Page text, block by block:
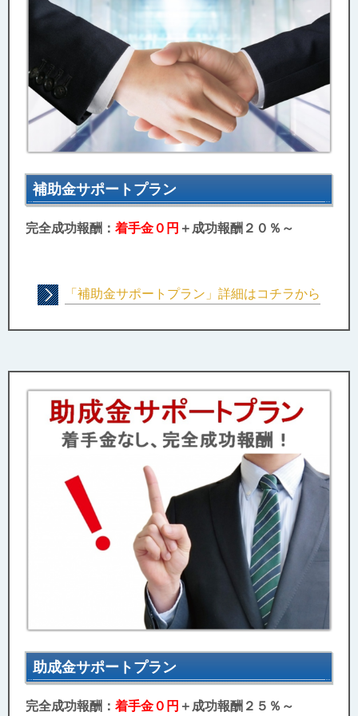
補助金サポートプラン
完全成功報酬： 着手金０円 ＋成功報酬２０％～
「補助金サポートプラン」詳細はコチラから
助成金サポートプラン
完全成功報酬： 着手金０円 ＋成功報酬２５％～